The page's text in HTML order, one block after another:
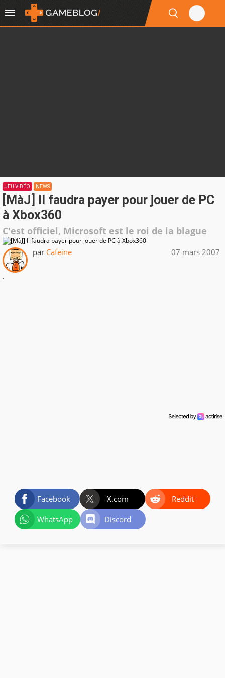
JEU VIDÉO NEWS
[MàJ] Il faudra payer pour jouer de PC
à Xbox360
C'est officiel, Microsoft est le roi de la blague
par Cafeine 07 mars 2007
.
Facebook X.com
Reddit
WhatsApp
Discord